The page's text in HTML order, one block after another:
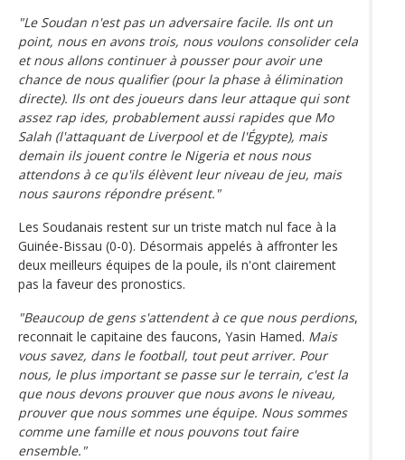
"Le Soudan n'est pas un adversaire facile. Ils ont un
point, nous en avons trois, nous voulons consolider cela
et nous allons continuer à pousser pour avoir une
chance de nous qualifier (pour la phase à élimination
directe). Ils ont des joueurs dans leur attaque qui sont
assez rap ides, probablement aussi rapides que Mo
Salah (l'attaquant de Liverpool et de l'Égypte), mais
demain ils jouent contre le Nigeria et nous nous
attendons à ce qu'ils élèvent leur niveau de jeu, mais
nous saurons répondre présent."
Les Soudanais restent sur un triste match nul face à la
Guinée-Bissau (0-0). Désormais appelés à affronter les
deux meilleurs équipes de la poule, ils n'ont clairement
pas la faveur des pronostics.
"Beaucoup de gens s'attendent à ce que nous perdions,
reconnait le capitaine des faucons, Yasin Hamed. Mais
vous savez, dans le football, tout peut arriver. Pour
nous, le plus important se passe sur le terrain, c'est la
que nous devons prouver que nous avons le niveau,
prouver que nous sommes une équipe. Nous sommes
comme une famille et nous pouvons tout faire
ensemble."